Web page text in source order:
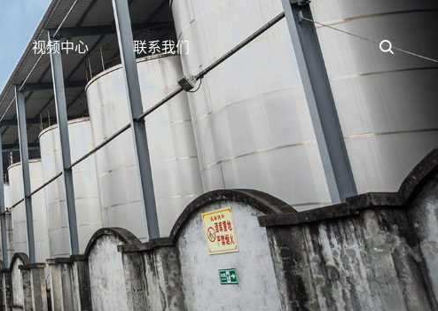
视频中心 联系我们